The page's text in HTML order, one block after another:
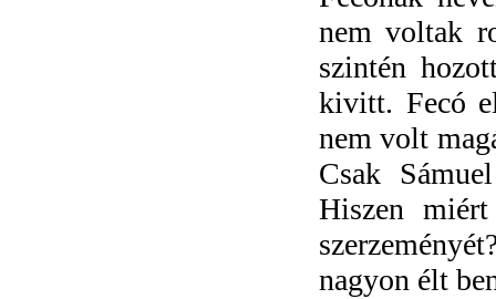
nem voltak
szintén
kivitt. Fecó
nem volt
Csak
Hiszen
nagyon élt